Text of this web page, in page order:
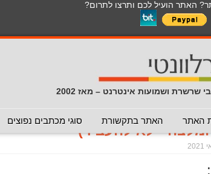
האתר הועיל לכם ותרצו לתרום?
שרשרת ושמועות אינטרנט – מאז 2002
האתר האתר בתקשורת סוגי מכתבים נפוצים
בנושא נגיף הקורונה
חוזר מכתבים נפוצים המלצה - לא להעביר המלצה -
/המלצה - לא להעביר/תרמית תרומה לספר תורה
- לא להעביר)